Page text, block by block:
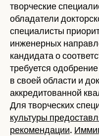
творческие
обладатели
специалисты
инженерных
кандидата о
требуется
в своей области и
аккредитованной
Для творческих
культуры
рекомендации.